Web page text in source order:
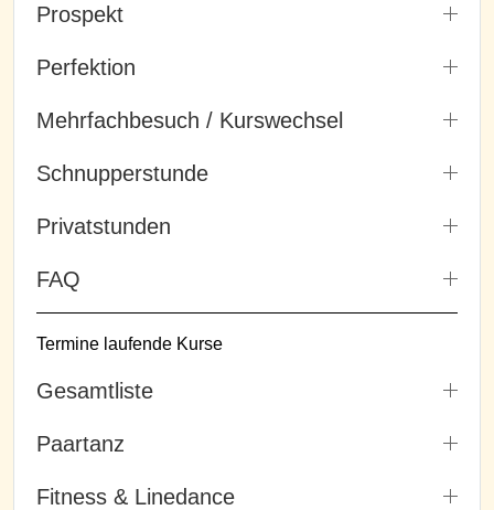
Prospekt
Perfektion
Mehrfachbesuch / Kurswechsel
Schnupperstunde
Privatstunden
FAQ
Termine laufende Kurse
Gesamtliste
Paartanz
Fitness & Linedance